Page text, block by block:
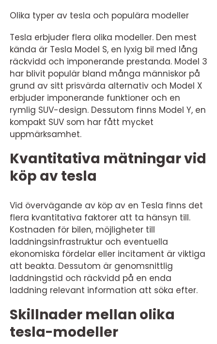
Olika typer av tesla och populära modeller
Tesla erbjuder flera olika modeller. Den mest
kända är Tesla Model S, en lyxig bil med lång
räckvidd och imponerande prestanda. Model 3
har blivit populär bland många människor på
grund av sitt prisvärda alternativ och Model X
erbjuder imponerande funktioner och en
rymlig SUV-design. Dessutom finns Model Y, en
kompakt SUV som har fått mycket
uppmärksamhet.
Kvantitativa mätningar vid
köp av tesla
Vid övervägande av köp av en Tesla finns det
flera kvantitativa faktorer att ta hänsyn till.
Kostnaden för bilen, möjligheter till
laddningsinfrastruktur och eventuella
ekonomiska fördelar eller incitament är viktiga
att beakta. Dessutom är genomsnittlig
laddningstid och räckvidd på en enda
laddning relevant information att söka efter.
Skillnader mellan olika
tesla-modeller